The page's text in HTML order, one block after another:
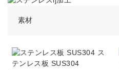
素材
ス
テンレス板 SUS304